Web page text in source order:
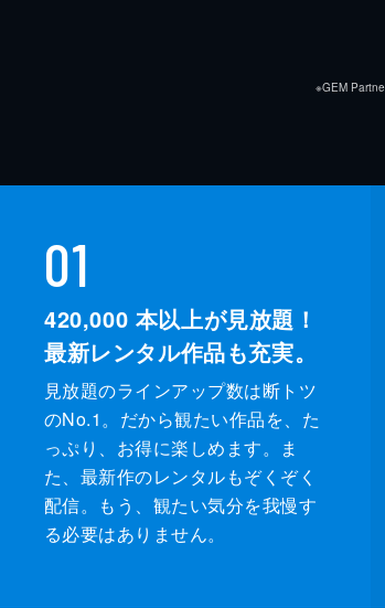
※GEM
01
420,000 本以上が見放題！
最新レンタル作品も充実。
見放題のラインアップ数は断トツ
のNo.1。だから観たい作品を、た
っぷり、お得に楽しめます。ま
た、最新作のレンタルもぞくぞく
配信。もう、観たい気分を我慢す
る必要はありません。